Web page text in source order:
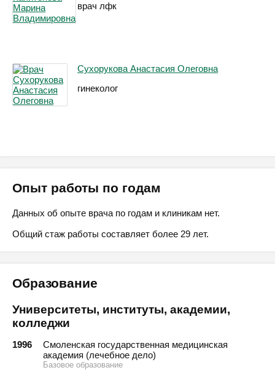
врач лфк
Сухорукова Анастасия Олеговна
гинеколог
Опыт работы по годам
Данных об опыте врача по годам и клиникам нет.
Общий стаж работы составляет более 29 лет.
Образование
Университеты, институты, академии,
колледжи
1996
Смоленская государственная медицинская
академия (лечебное дело)
Базовое образование